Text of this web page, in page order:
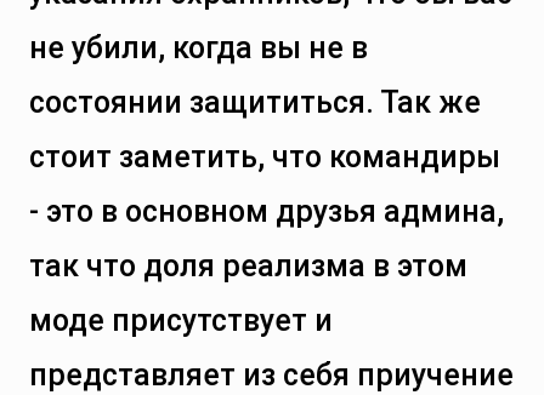
не убили, когда вы не в
состоянии защититься. Так же
стоит заметить, что командиры
- это в основном друзья админа,
так что доля реализма в этом
моде присутствует и
представляет из себя приучение